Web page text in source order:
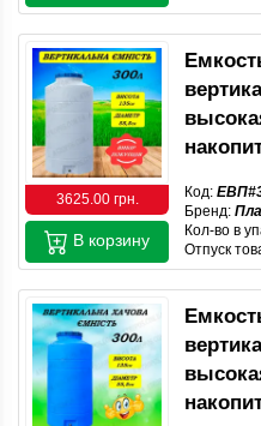
3625.00 грн. Код:
Бренд:
Кол-во в
Отпуск
В корзину